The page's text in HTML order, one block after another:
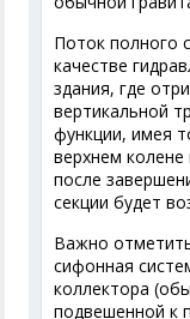
Поток полного
качестве
здания, где
вертикальной
функции, имея
верхнем
после
секции будет
Важно
сифонная
коллектора
подвешенной к